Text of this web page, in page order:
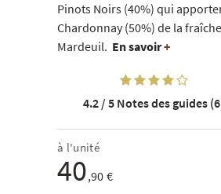
Pinots Noirs (40%) qui
Chardonnay (50%) de la
Mardeuil. En savoir+
4.2 / 5Notes des guides
à l'unité
40,90 €